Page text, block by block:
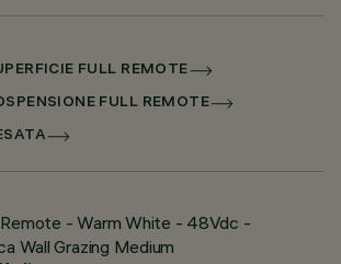
FULL REMOTE
FULL REMOTE
- Warm White - 48Vdc -
Wall Grazing Medium